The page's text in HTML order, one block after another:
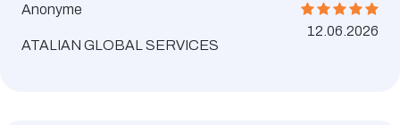
Anonyme
ATALIAN GLOBAL SERVICES
12.06.2026